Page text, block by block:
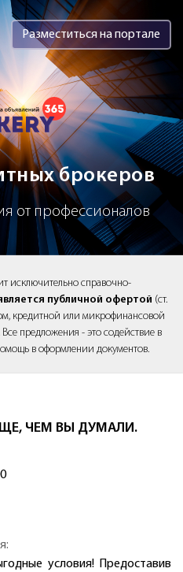
кредитных
Разместиться на портале
брокеров
от профессионалов
исключительно справочно-
публичной офертой (ст.
кредитной или микрофинансовой
предложения - это содействие в
в оформлении документов.
ЧЕМ ВЫ ДУМАЛИ.
условия! Предоставив